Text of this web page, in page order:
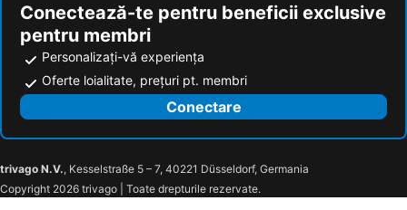
Conectează-te pentru beneficii exclusive
pentru membri
Personalizați-vă experiența
Oferte loialitate, prețuri pt. membri
Conectare
trivago N.V., Kesselstraße 5 – 7, 40221 Düsseldorf, Germania
Copyright 2026 trivago | Toate drepturile rezervate.